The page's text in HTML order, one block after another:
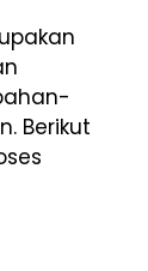
Berikut